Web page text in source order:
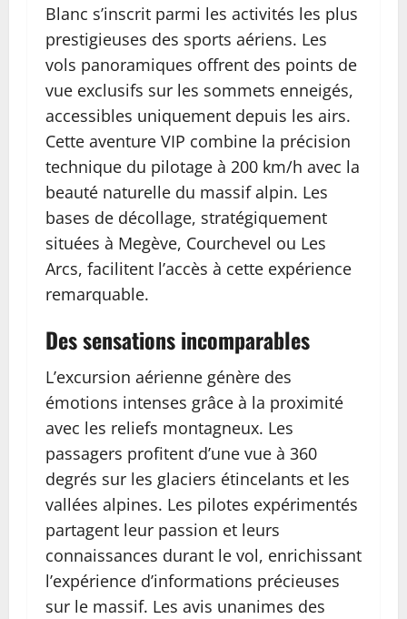
Blanc s’inscrit parmi les activités les plus
prestigieuses des sports aériens. Les
vols panoramiques offrent des points de
vue exclusifs sur les sommets enneigés,
accessibles uniquement depuis les airs.
Cette aventure VIP combine la précision
technique du pilotage à 200 km/h avec la
beauté naturelle du massif alpin. Les
bases de décollage, stratégiquement
situées à Megève, Courchevel ou Les
Arcs, facilitent l’accès à cette expérience
remarquable.
Des sensations incomparables
L’excursion aérienne génère des
émotions intenses grâce à la proximité
avec les reliefs montagneux. Les
passagers profitent d’une vue à 360
degrés sur les glaciers étincelants et les
vallées alpines. Les pilotes expérimentés
partagent leur passion et leurs
connaissances durant le vol, enrichissant
l’expérience d’informations précieuses
sur le massif. Les avis unanimes des